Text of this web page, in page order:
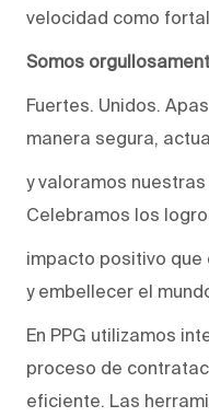
velocidad como
Somos
Fuertes. Unidos.
manera segura,
y valoramos
Celebramos los
impacto positivo
y embellecer el
En PPG utilizamos
proceso de
eficiente. Las